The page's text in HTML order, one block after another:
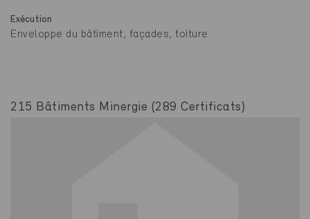
Exécution
Enveloppe du bâtiment, façades, toiture
215 Bâtiments Minergie (289 Certificats)